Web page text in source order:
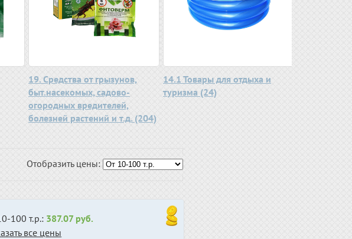
19. Средства от грызунов,
быт.насекомых, садово-
огородных вредителей,
болезней растений и т.д. (204)
14.1 Товары для отдыха и
туризма (24)
Отобразить цены:
100 т.р.: 387.07 руб.
все цены